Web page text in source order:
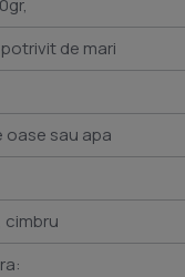
de mari
oase sau apa
cimbru